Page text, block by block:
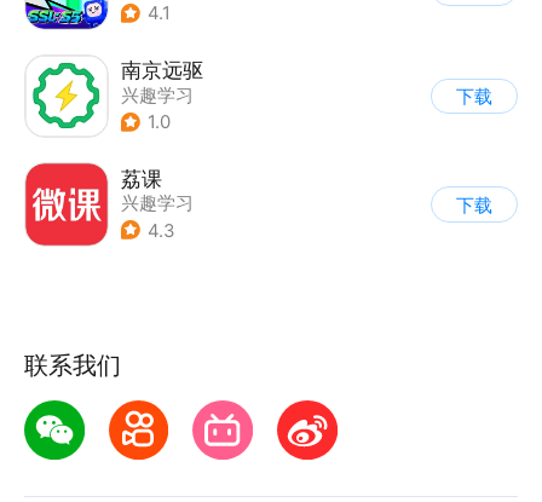
4.1
南京远驱
兴趣学习
1.0
下载
荔课
兴趣学习
4.3
下载
联系我们